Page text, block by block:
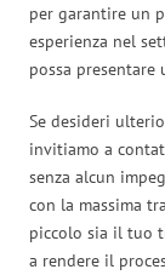
per garantire un
esperienza nel
possa
Se desideri
invitiamo a
senza alcun
con la massima
piccolo sia il tuo
a rendere il